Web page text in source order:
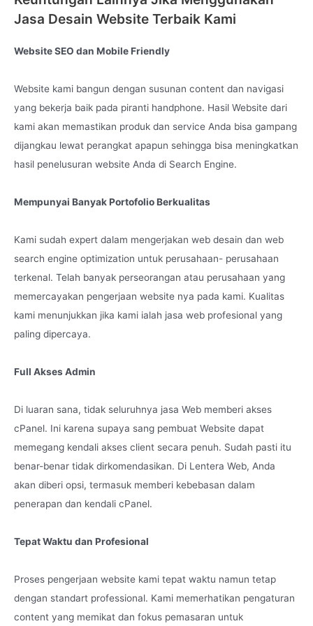
Lets Go Online and to the moon with us !!
Created by : Lenteraweb.com
Jasa Desain Website Terbaik Kami
Website SEO dan Mobile Friendly
Website kami bangun dengan susunan content dan navigasi
yang bekerja baik pada piranti handphone. Hasil Website dari
kami akan memastikan produk dan service Anda bisa gampang
dijangkau lewat perangkat apapun sehingga bisa meningkatkan
hasil penelusuran website Anda di Search Engine.
Mempunyai Banyak Portofolio Berkualitas
Kami sudah expert dalam mengerjakan web desain dan web
search engine optimization untuk perusahaan- perusahaan
terkenal. Telah banyak perseorangan atau perusahaan yang
memercayakan pengerjaan website nya pada kami. Kualitas
kami menunjukkan jika kami ialah jasa web profesional yang
paling dipercaya.
Full Akses Admin
Di luaran sana, tidak seluruhnya jasa Web memberi akses
cPanel. Ini karena supaya sang pembuat Website dapat
memegang kendali akses client secara penuh. Sudah pasti itu
benar-benar tidak dirkomendasikan. Di Lentera Web, Anda
akan diberi opsi, termasuk memberi kebebasan dalam
penerapan dan kendali cPanel.
Tepat Waktu dan Profesional
Proses pengerjaan website kami tepat waktu namun tetap
dengan standart professional. Kami memerhatikan pengaturan
content yang memikat dan fokus pemasaran untuk